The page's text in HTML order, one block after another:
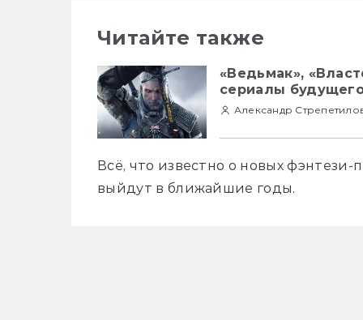
Читайте также
«Ведьмак»,
сериалы
Александр
Всё, что известно о новых
выйдут в ближайшие годы.